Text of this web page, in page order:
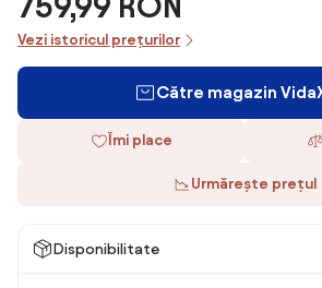
Vezi istoricul prețurilor
Către magazin
Îmi place
Urmărește prețul
Disponibilitate